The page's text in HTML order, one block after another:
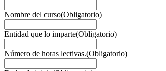
Nombre del curso(Obligatorio)
Entidad que lo imparte(Obligatorio)
Número de horas lectivas.(Obligatorio)